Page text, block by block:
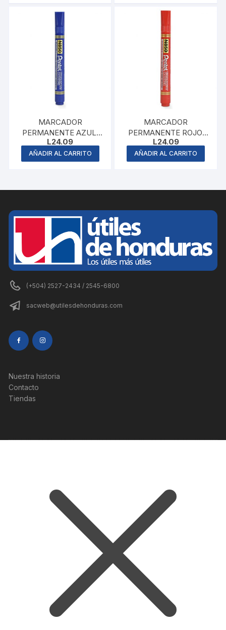
MARCADOR
PERMANENTE AZUL,
PENTEL
L24.09
AÑADIR AL CARRITO
MARCADOR
PERMANENTE ROJO,
PENTEL
L24.09
AÑADIR AL CARRITO
(+504) 2527-2434 / 2545-6800
sacweb@utilesdehonduras.com
Nuestra historia
Contacto
Tiendas